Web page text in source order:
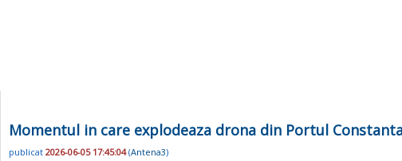
Momentul in care explodeaza drona din Portul
publicat 2026-06-05 17:45:04(Antena3)